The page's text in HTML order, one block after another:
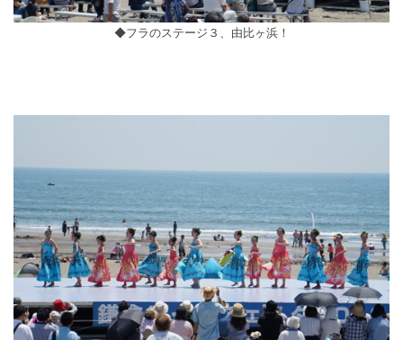
◆フラのステージ３、由比ヶ浜！